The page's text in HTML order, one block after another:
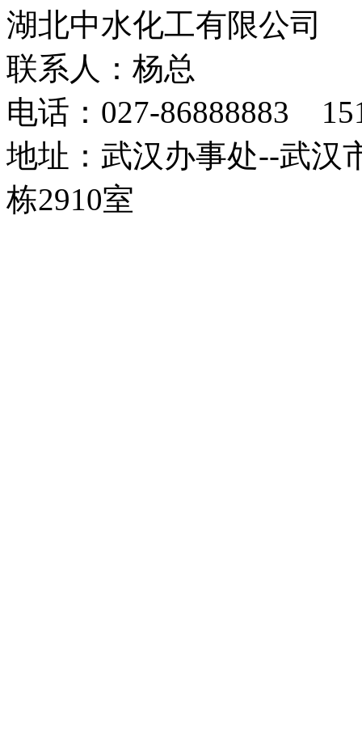
湖北中水化工有限公司
联系人：杨总
电话：027-86888883
地址：武汉办事处--武汉
栋2910室